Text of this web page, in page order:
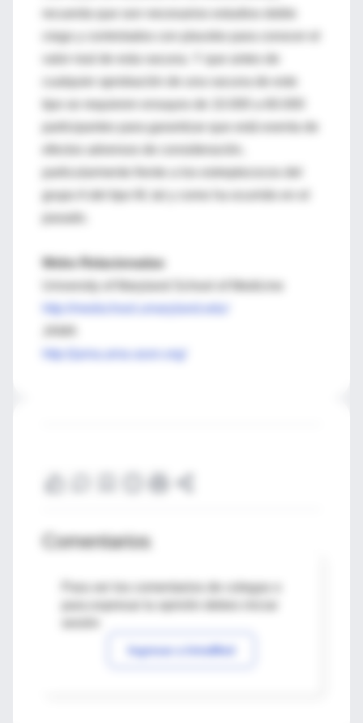
ciego y controlados con placebo para conocer el
cualquier aprobación de una vacuna de este
tipo se requieren ensayos de 10.000 a 60.000
participantes para garantizar que está exenta de
grupo A del tipo M, tal y como ha ocurrido en el
Webs Relacionadas
Comentarios
Para ver los comentarios de colegas o
Ingresar a IntraMed